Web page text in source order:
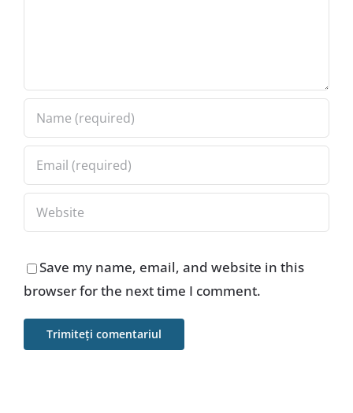
Save my name, email, and website in this
browser for the next time I comment.